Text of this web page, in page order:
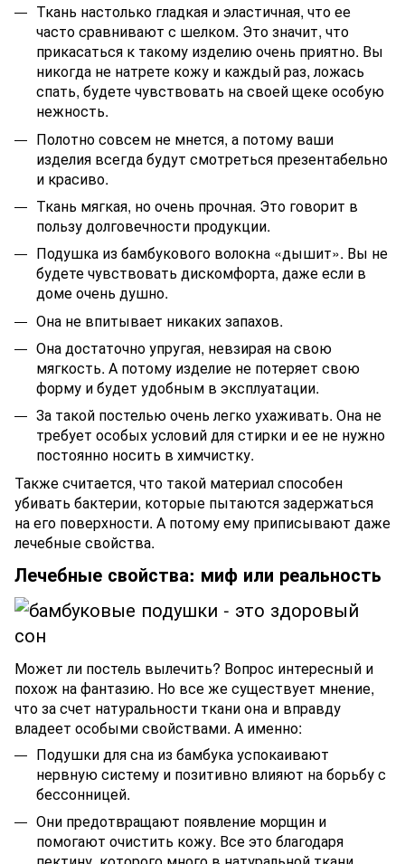
Ткань настолько гладкая и эластичная, что ее
часто сравнивают с шелком. Это значит, что
прикасаться к такому изделию очень приятно. Вы
никогда не натрете кожу и каждый раз, ложась
спать, будете чувствовать на своей щеке особую
нежность.
Полотно совсем не мнется, а потому ваши
изделия всегда будут смотреться презентабельно
и красиво.
Ткань мягкая, но очень прочная. Это говорит в
пользу долговечности продукции.
Подушка из бамбукового волокна «дышит». Вы не
будете чувствовать дискомфорта, даже если в
доме очень душно.
Она не впитывает никаких запахов.
Она достаточно упругая, невзирая на свою
мягкость. А потому изделие не потеряет свою
форму и будет удобным в эксплуатации.
За такой постелью очень легко ухаживать. Она не
требует особых условий для стирки и ее не нужно
постоянно носить в химчистку.
Также считается, что такой материал способен
убивать бактерии, которые пытаются задержаться
на его поверхности. А потому ему приписывают даже
лечебные свойства.
Лечебные свойства: миф или реальность
Может ли постель вылечить? Вопрос интересный и
похож на фантазию. Но все же существует мнение,
что за счет натуральности ткани она и вправду
владеет особыми свойствами. А именно:
Подушки для сна из бамбука успокаивают
нервную систему и позитивно влияют на борьбу с
бессонницей.
Они предотвращают появление морщин и
помогают очистить кожу. Все это благодаря